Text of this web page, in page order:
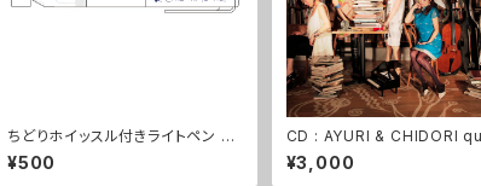
ちどりホイッスル付きライトペン <
NEW!>
¥500
CD : AYURI & CHIDORI
『colorfulizm』
¥3,000